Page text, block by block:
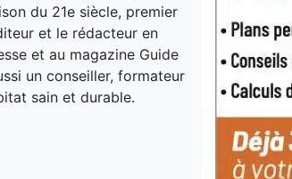
du 21e siècle, premier
et le rédacteur en
et au magazine Guide
un conseiller, formateur
sain et durable.